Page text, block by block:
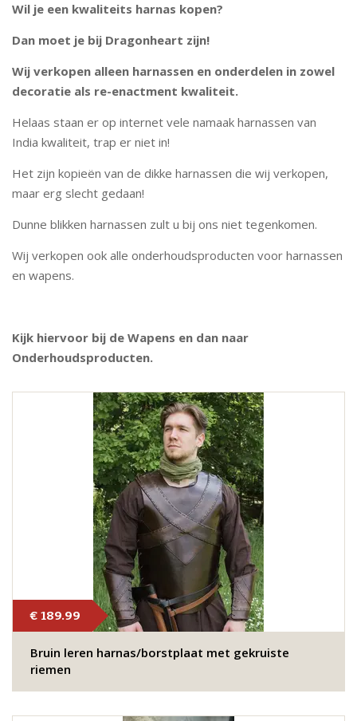
Wil je een kwaliteits harnas kopen?
Dan moet je bij Dragonheart zijn!
Wij verkopen alleen harnassen en onderdelen in zowel
decoratie als re-enactment kwaliteit.
Helaas staan er op internet vele namaak harnassen van
India kwaliteit, trap er niet in!
Het zijn kopieën van de dikke harnassen die wij verkopen,
maar erg slecht gedaan!
Dunne blikken harnassen zult u bij ons niet tegenkomen.
Wij verkopen ook alle onderhoudsproducten voor harnassen
en wapens.
Kijk hiervoor bij de Wapens en dan naar
Onderhoudsproducten.
€ 189.99
Bruin leren harnas/borstplaat met gekruiste
riemen